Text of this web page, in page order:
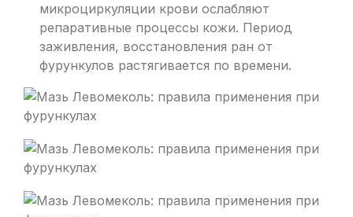
микроциркуляции крови ослабляют
репаративные процессы кожи. Период
заживления, восстановления ран от
фурункулов растягивается по времени.